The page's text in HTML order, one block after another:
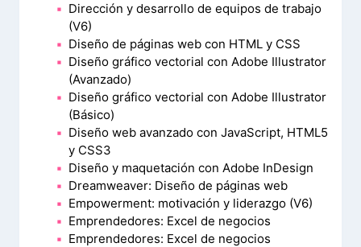
Dirección y desarrollo de equipos de trabajo
(V6)
Diseño de páginas web con HTML y CSS
Diseño gráfico vectorial con Adobe Illustrator
(Avanzado)
Diseño gráfico vectorial con Adobe Illustrator
(Básico)
Diseño web avanzado con JavaScript, HTML5
y CSS3
Diseño y maquetación con Adobe InDesign
Dreamweaver: Diseño de páginas web
Empowerment: motivación y liderazgo (V6)
Emprendedores: Excel de negocios
Emprendedores: Excel de negocios